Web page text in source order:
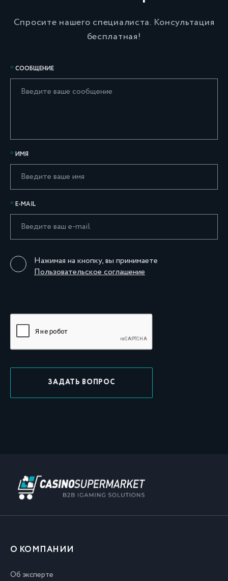
Спросите нашего специалиста. Консультация
бесплатная!
СООБЩЕНИЕ
ИМЯ
ЗАДАТЬ ВОПРОС
E-MAIL
Нажимая на кнопку, вы принимаете
Пользовательское соглашение
О КОМПАНИИ
Об эксперте